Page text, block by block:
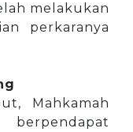
melakukan
perkaranya
Mahkamah